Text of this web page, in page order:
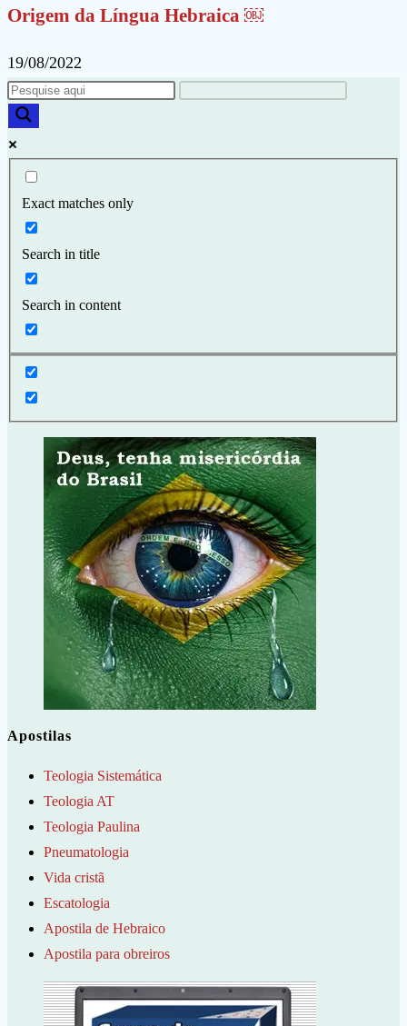
Origem da Língua Hebraica ￼
19/08/2022
Exact matches only
Search in title
Search in content
Apostilas
Teologia Sistemática
Teologia AT
Teologia Paulina
Pneumatologia
Vida cristã
Escatologia
Apostila de Hebraico
Apostila para obreiros